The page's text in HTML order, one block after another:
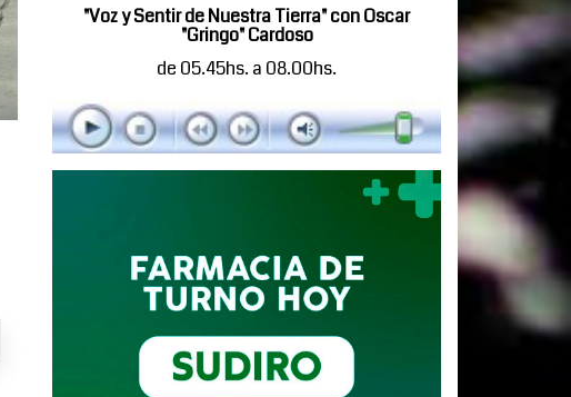
"Voz y Sentir de Nuestra Tierra" con Oscar
"Gringo" Cardoso
de 05.45hs. a 08.00hs.